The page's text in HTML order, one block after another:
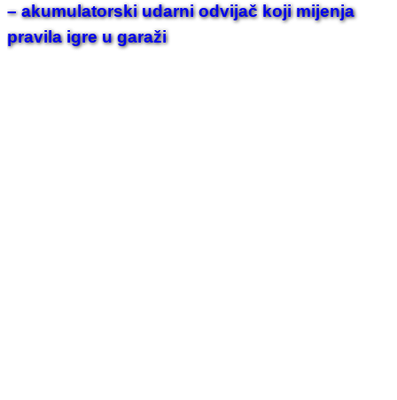
– akumulatorski udarni odvijač koji mijenja
pravila igre u garaži